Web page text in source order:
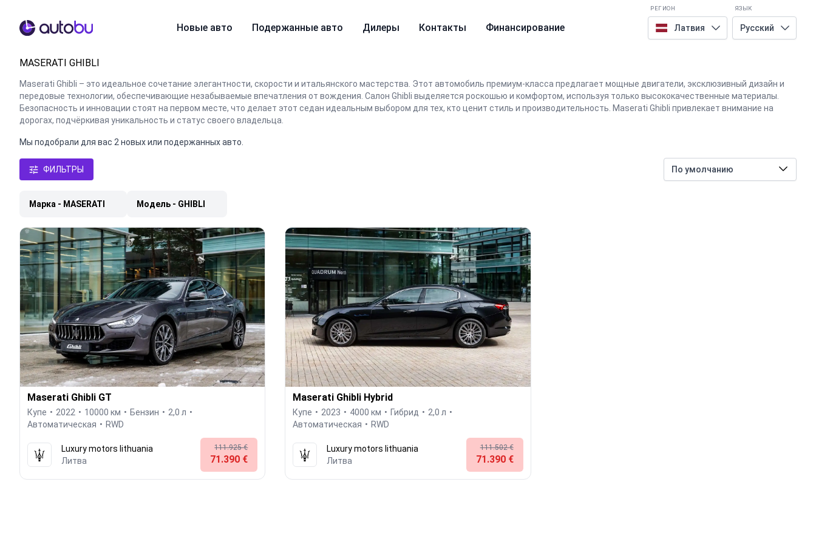
Autobu.eu Новые авто Подержанные авто Дилеры Контакты Финансирование
РЕГИОН
Латвия
ЯЗЫК
Русский
MASERATI GHIBLI
Maserati Ghibli – это идеальное сочетание элегантности, скорости и итальянского мастерства. Этот автомобиль премиум-класса предлагает мощные двигатели, эксклюзивный дизайн и
передовые технологии, обеспечивающие незабываемые впечатления от вождения. Салон Ghibli выделяется роскошью и комфортом, используя только высококачественные материалы.
Безопасность и инновации стоят на первом месте, что делает этот седан идеальным выбором для тех, кто ценит стиль и производительность. Maserati Ghibli привлекает внимание на
дорогах, подчёркивая уникальность и статус своего владельца.
Мы подобрали для вас 2 новых или подержанных авто.
ФИЛЬТРЫ
Марка - MASERATI Модель - GHIBLI
Maserati Ghibli GT
Купе 2022 10000 км Бензин
2,0 л
Автоматическая
RWD
Luxury motors lithuania
Литва
111.925 €
71.390 €
Maserati Ghibli Hybrid
Купе 2023 4000 км Гибрид
2,0 л
Автоматическая
RWD
Luxury motors lithuania
Литва
111.502 €
71.390 €